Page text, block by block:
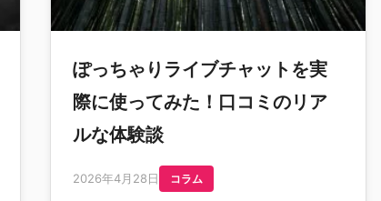
ぽっちゃりライブチャットを実
際に使ってみた！口コミのリア
ルな体験談
2026年4月28日 コラム